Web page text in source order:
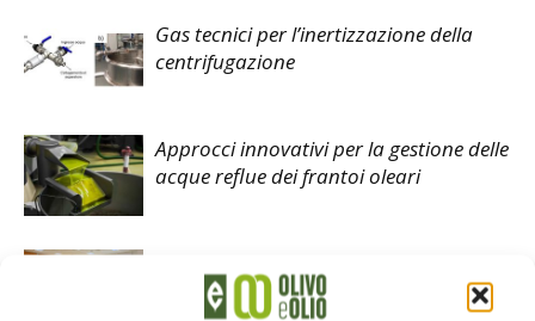
Gas tecnici per l’inertizzazione della
centrifugazione
Approcci innovativi per la gestione delle
acque reflue dei frantoi oleari
sostenibilità